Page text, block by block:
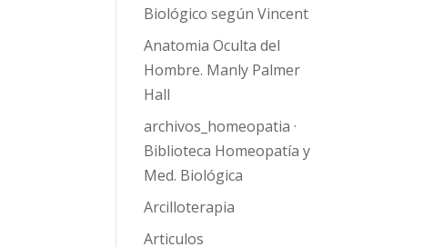
Biológico según Vincent
Anatomia Oculta del
Hombre. Manly Palmer
Hall
archivos_homeopatia ·
Biblioteca Homeopatía y
Med. Biológica
Arcilloterapia
Articulos